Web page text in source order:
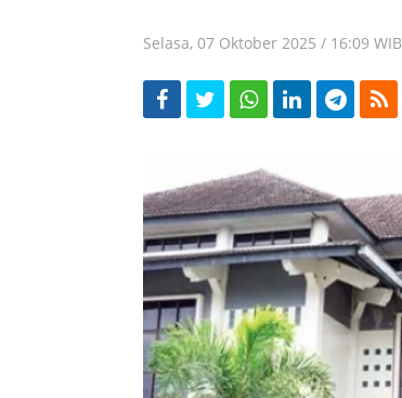
Selasa, 07 Oktober 2025 / 16:09 WIB